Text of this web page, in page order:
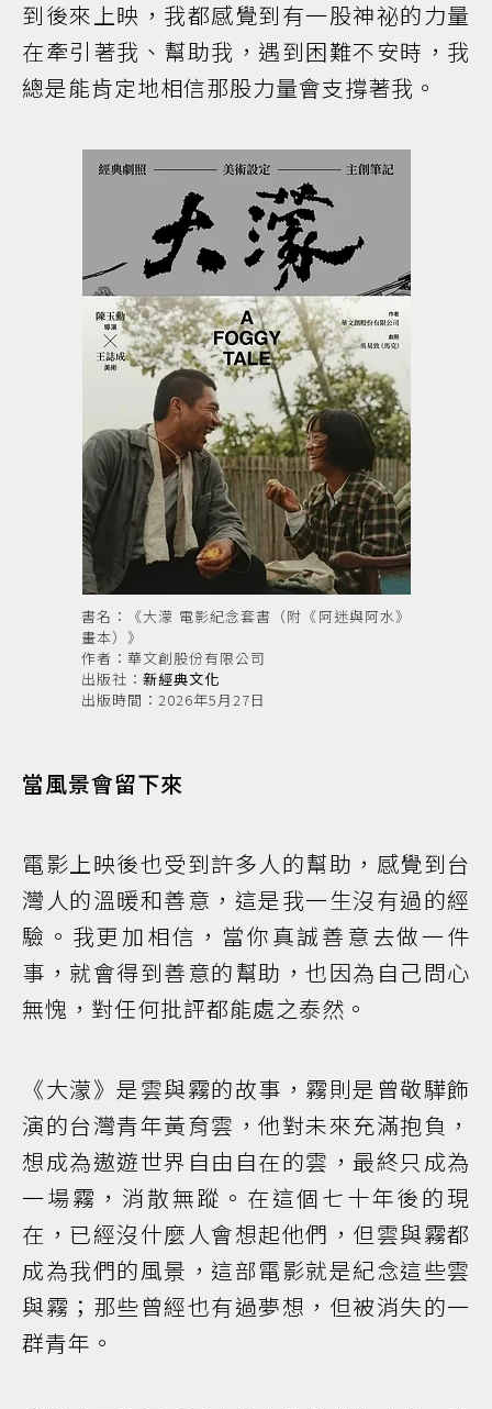
到後來上映，我都感覺到有一股神祕的力量
在牽引著我、幫助我，遇到困難不安時，我
總是能肯定地相信那股力量會支撐著我。
書名：《大濛 電影紀念套書（附《阿迷與阿水》
畫本）》
作者：華文創股份有限公司
出版社： 新經典文化
出版時間：2026年5月27日
當風景會留下來
電影上映後也受到許多人的幫助，感覺到台
灣人的溫暖和善意，這是我一生沒有過的經
驗。我更加相信，當你真誠善意去做一件
事，就會得到善意的幫助，也因為自己問心
無愧，對任何批評都能處之泰然。
《大濛》是雲與霧的故事，霧則是曾敬驊飾
演的台灣青年黃育雲，他對未來充滿抱負，
想成為遨遊世界自由自在的雲，最終只成為
一場霧，消散無蹤。在這個七十年後的現
在，已經沒什麼人會想起他們，但雲與霧都
成為我們的風景，這部電影就是紀念這些雲
與霧；那些曾經也有過夢想，但被消失的一
群青年。